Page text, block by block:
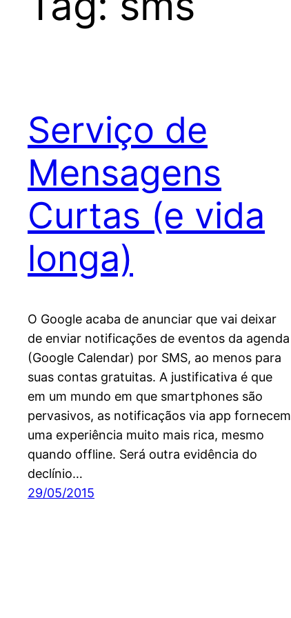
Serviço de
Mensagens
Curtas (e vida
longa)
O Google acaba de anunciar que vai deixar
de enviar notificações de eventos da agenda
(Google Calendar) por SMS, ao menos para
suas contas gratuitas. A justificativa é que
em um mundo em que smartphones são
pervasivos, as notificaçãos via app fornecem
uma experiência muito mais rica, mesmo
quando offline. Será outra evidência do
declínio…
29/05/2015